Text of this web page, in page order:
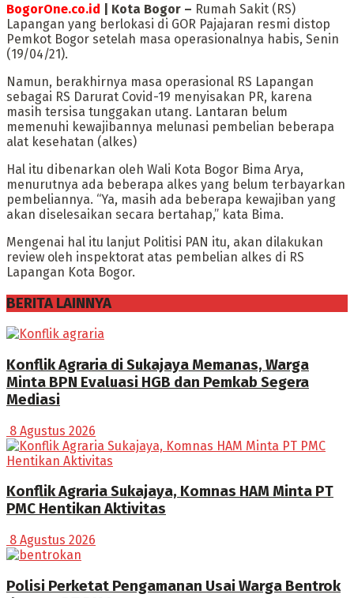
BogorOne.co.id | Kota Bogor – Rumah Sakit (RS)
Lapangan yang berlokasi di GOR Pajajaran resmi distop
Pemkot Bogor setelah masa operasionalnya habis, Senin
(19/04/21).
Namun, berakhirnya masa operasional RS Lapangan
sebagai RS Darurat Covid-19 menyisakan PR, karena
masih tersisa tunggakan utang. Lantaran belum
memenuhi kewajibannya melunasi pembelian beberapa
alat kesehatan (alkes)
Hal itu dibenarkan oleh Wali Kota Bogor Bima Arya,
menurutnya ada beberapa alkes yang belum terbayarkan
pembeliannya. “Ya, masih ada beberapa kewajiban yang
akan diselesaikan secara bertahap,” kata Bima.
Mengenai hal itu lanjut Politisi PAN itu, akan dilakukan
review oleh inspektorat atas pembelian alkes di RS
Lapangan Kota Bogor.
BERITA LAINNYA
Konflik Agraria di Sukajaya Memanas, Warga
Minta BPN Evaluasi HGB dan Pemkab Segera
Mediasi
8 Agustus 2026
Konflik Agraria Sukajaya, Komnas HAM Minta PT
PMC Hentikan Aktivitas
8 Agustus 2026
Polisi Perketat Pengamanan Usai Warga Bentrok